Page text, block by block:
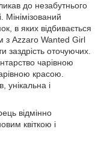
до незабутнього
в яких відбивається
з Azzaro Wanted Girl
заздрість оточуючих.
чарівною
красою.
унікальна і
відмінно
квіткою і